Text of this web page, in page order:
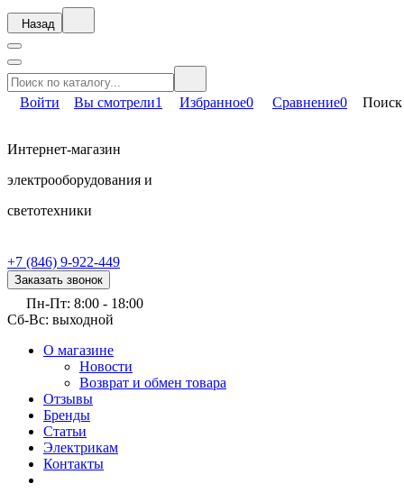
Назад
Войти Вы смотрели1 Избранное0 Сравнение0 Поиск
Интернет-магазин
электрооборудования и
светотехники
+7 (846) 9-922-449
Заказать звонок
Пн-Пт: 8:00 - 18:00
Сб-Вс: выходной
О магазине
Новости
Возврат и обмен товара
Отзывы
Бренды
Статьи
Электрикам
Контакты